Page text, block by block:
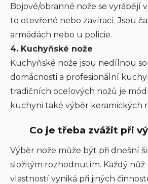
Bojové/obranné nože se vyrábějí
to otevřené nebo zavírací. Jsou
armádách nebo u policie.
4. Kuchyňské nože
Kuchyňské nože jsou nedílnou
domácnosti a profesionální
tradičních ocelových nožů je
kuchyni také výběr keramických
Co je třeba zvážit při
Výběr nože může být při dnešní
složitým rozhodnutím. Každý nůž
vlastností vyniká při jiných